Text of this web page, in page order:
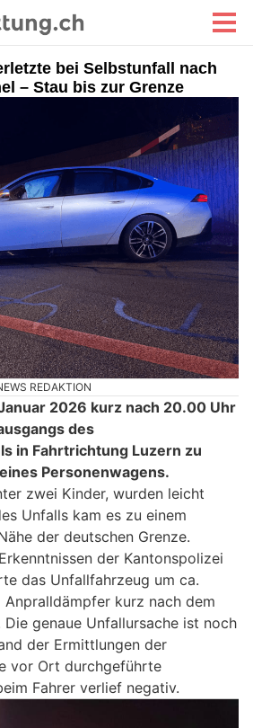
bei Selbstunfall nach
– Stau bis zur Grenze
REDAKTION
2026 kurz nach 20.00 Uhr
des
in Fahrtrichtung Luzern zu
Personenwagens.
zwei Kinder, wurden leicht
Unfalls kam es zu einem
der deutschen Grenze.
der Kantonspolizei
das Unfallfahrzeug um ca.
Anpralldämpfer kurz nach dem
genaue Unfallursache ist noch
der Ermittlungen der
vor Ort durchgeführte
Fahrer verlief negativ.